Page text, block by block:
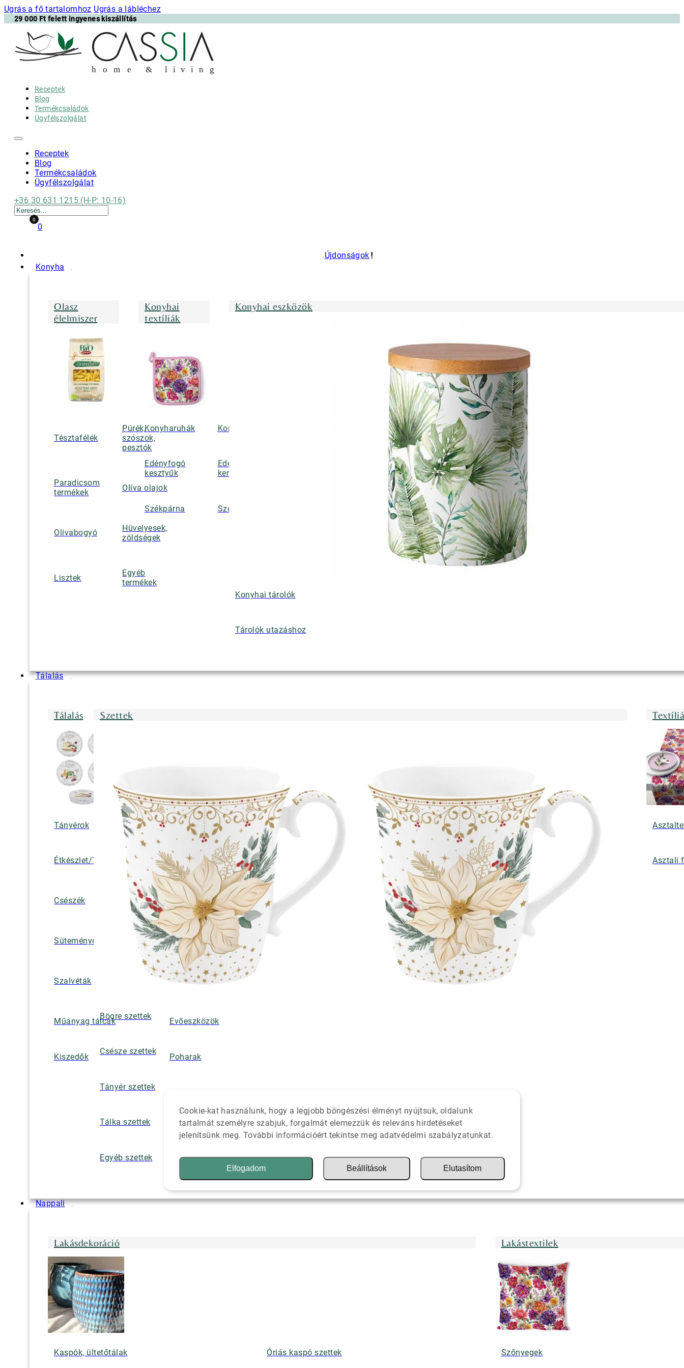
Ugrás a fő tartalomhoz Ugrás a lábléchez
29 000 Ft felett ingyenes kiszállítás
h o m e & l i v i n g
Receptek
Blog
Termékcsaládok
Ügyfélszolgálat
Receptek
Blog
Termékcsaládok
Ügyfélszolgálat
+36 30 631 1215 (H-P: 10-16)
Keresés
0
0
Újdonságok
Konyha
Olasz
élelmiszer
Tésztafélék
Pürék,
szószok,
pesztók
Paradicsom
termékek
Olíva olajok
Olívabogyó
Hüvelyesek,
zöldségek
Lisztek
Egyéb
termékek
Konyhai
textíliák
Konyharuhák Konyhai kötények
Edényfogó
kesztyűk
Edényalátétek,
kenyérkosarak
Székpárna Szettek
Konyhai eszközök
Konyhai tárolók
Tárolók utazáshoz
Tálalás
Tálalás
Tányérok Tálak/Tálcák/Tálalóedények
Étkészlet/Tányérkészlet Bögrék
Csészék
Teáskannák, kancsók,
tejkiöntők, cukortartók
Süteményes és tortatálak Pohár / tányéralátétek
Szalvéták
Szalvétatartók, só- és
borsszórók
Műanyag tálcák Evőeszközök
Kiszedők Poharak
Szettek
Bögre szettek
Csésze szettek
Tányér szettek
Tálka szettek
Egyéb szettek
Asztali
Nappali
Lakásdekoráció
Kaspók, ültetőtálak Óriás kaspó szettek
Lakástextilek
Szőnyegek
Cookie-kat használunk, hogy a legjobb böngészési élményt nyújtsuk, oldalunk
tartalmát személyre szabjuk, forgalmát elemezzük és releváns hirdetéseket
jelenítsünk meg. További információért tekintse meg adatvédelmi szabályzatunkat.
Elfogadom Beállítások Elutasítom